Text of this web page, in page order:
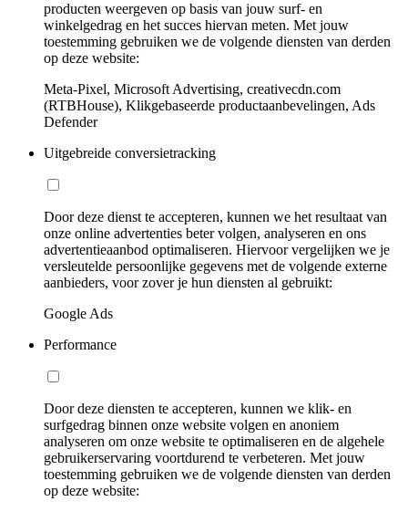
producten weergeven op basis van jouw surf- en
winkelgedrag en het succes hiervan meten. Met jouw
toestemming gebruiken we de volgende diensten van derden
op deze website:
Meta-Pixel, Microsoft Advertising, creativecdn.com
(RTBHouse), Klikgebaseerde productaanbevelingen, Ads
Defender
Uitgebreide conversietracking
Door deze dienst te accepteren, kunnen we het resultaat van
onze online advertenties beter volgen, analyseren en ons
advertentieaanbod optimaliseren. Hiervoor vergelijken we je
versleutelde persoonlijke gegevens met de volgende externe
aanbieders, voor zover je hun diensten al gebruikt:
Google Ads
Performance
Door deze diensten te accepteren, kunnen we klik- en
surfgedrag binnen onze website volgen en anoniem
analyseren om onze website te optimaliseren en de algehele
gebruikerservaring voortdurend te verbeteren. Met jouw
toestemming gebruiken we de volgende diensten van derden
op deze website: